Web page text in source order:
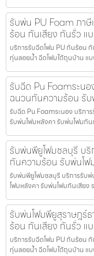
รับพ่น PU Foam ภา
ร้อน กันเสียง กันรั่ว แ
บริการรับฉีดโฟม PU กันร้อน
ทุ่นลอยน้ำ ฉีดโฟมใต้ถุนบ้าน แ
รับฉีด Pu Foamระน
ฉนวนกันความร้อน รั
รับฉีด Pu Foamระนอง บริก
รับพ่นโฟมหลังคา รับพ่นโฟมกัน
รับพ่นพียูโฟมชลบุรี บ
กันความร้อน รับพ่นโฟ
รับพ่นพียูโฟมชลบุรี บริการรับ
โฟมหลังคา รับพ่นโฟมกันเสียง
รับพ่นโฟมพียูสุราษฎร์
ร้อน กันเสียง กันรั่ว แ
บริการรับฉีดโฟม PU กันร้อน
ทุ่นลอยน้ำ ฉีดโฟมใต้ถุนบ้าน แ